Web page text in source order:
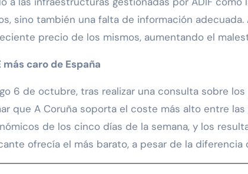
sino también una falta de información
precio de los mismos, aumentando el
más caro de España
6 de octubre, tras realizar una consulta sobre
que A Coruña soporta el coste más alto entre
de los cinco días de la semana, y los
ofrecía el más barato, a pesar de la